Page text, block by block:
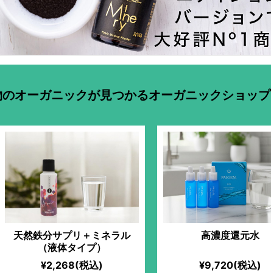
オーガニックが見つかるオーガニックショップ
天然鉄分サプリ＋ミネラル
（液体タイプ）
¥2,268(税込)
高濃度還元水
¥9,720(税込)